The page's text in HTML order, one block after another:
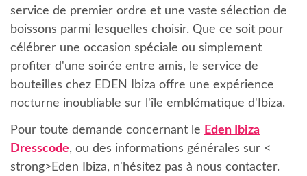
service de premier ordre et une vaste sélection de
boissons parmi lesquelles choisir. Que ce soit pour
célébrer une occasion spéciale ou simplement
profiter d'une soirée entre amis, le service de
bouteilles chez EDEN Ibiza offre une expérience
nocturne inoubliable sur l'île emblématique d'Ibiza.
Pour toute demande concernant le Eden Ibiza
Dresscode, ou des informations générales sur <
strong>Eden Ibiza, n'hésitez pas à nous contacter.